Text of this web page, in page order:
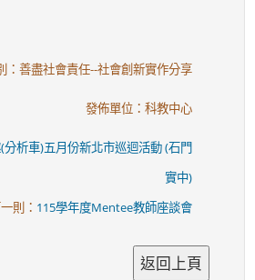
：善盡社會責任--社會創新實作分享
發佈單位：科教中心
分析車)五月份新北市巡迴活動 (石門
實中)
則： 115學年度Mentee教師座談會